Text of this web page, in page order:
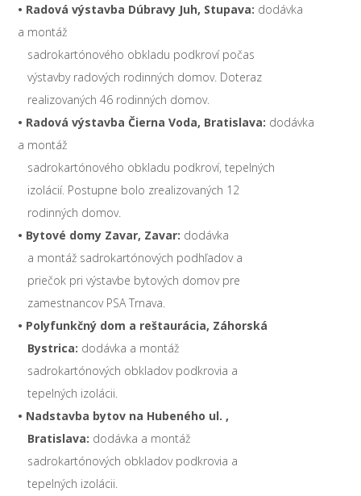
• Radová výstavba Dúbravy Juh, Stupava: dodávka
a montáž
sadrokartónového obkladu podkroví počas
výstavby radových rodinných domov. Doteraz
realizovaných 46 rodinných domov.
• Radová výstavba Čierna Voda, Bratislava: dodávka
a montáž
sadrokartónového obkladu podkroví, tepelných
izolácií. Postupne bolo zrealizovaných 12
rodinných domov.
• Bytové domy Zavar, Zavar: dodávka
a montáž sadrokartónových podhľadov a
priečok pri výstavbe bytových domov pre
zamestnancov PSA Trnava.
• Polyfunkčný dom a reštaurácia, Záhorská
Bystrica: dodávka a montáž
sadrokartónových obkladov podkrovia a
tepelných izolácii.
• Nadstavba bytov na Hubeného ul. ,
Bratislava: dodávka a montáž
sadrokartónových obkladov podkrovia a
tepelných izolácii.